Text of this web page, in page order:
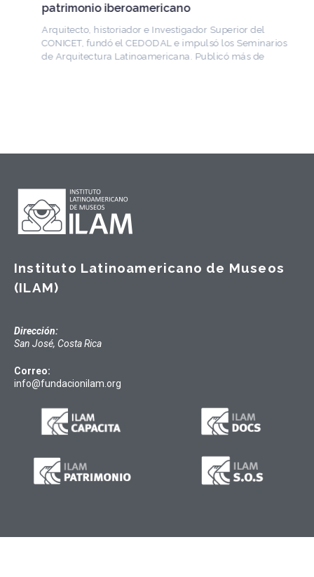
patrimonio iberoamericano
Arquitecto, historiador e Investigador Superior del
CONICET, fundó el CEDODAL e impulsó los Seminarios
de Arquitectura Latinoamericana. Publicó más de
Instituto Latinoamericano de Museos
(ILAM)
Dirección:
San José, Costa Rica
Correo:
info@fundacionilam.org